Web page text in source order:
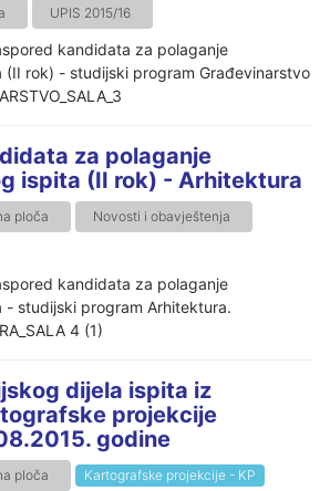
UPIS 2015/16
kandidata za polaganje
(II rok) - studijski program Građevinarstvo
za polaganje
ispita (II rok) - Arhitektura
ploča
Novosti i obavještenja
kandidata za polaganje
- studijski program Arhitektura.
4 (1)
dijela ispita iz
projekcije
godine
ploča Kartografske projekcije - KP